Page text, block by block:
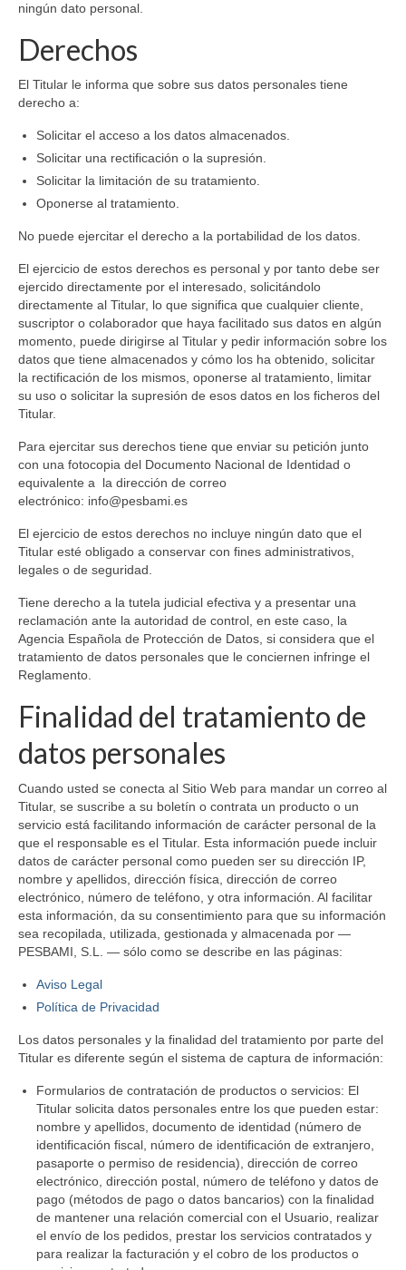
ningún dato personal.
Derechos
El Titular le informa que sobre sus datos personales tiene
derecho a:
Solicitar el acceso a los datos almacenados.
Solicitar una rectificación o la supresión.
Solicitar la limitación de su tratamiento.
Oponerse al tratamiento.
No puede ejercitar el derecho a la portabilidad de los datos.
El ejercicio de estos derechos es personal y por tanto debe ser
ejercido directamente por el interesado, solicitándolo
directamente al Titular, lo que significa que cualquier cliente,
suscriptor o colaborador que haya facilitado sus datos en algún
momento, puede dirigirse al Titular y pedir información sobre los
datos que tiene almacenados y cómo los ha obtenido, solicitar
la rectificación de los mismos, oponerse al tratamiento, limitar
su uso o solicitar la supresión de esos datos en los ficheros del
Titular.
Para ejercitar sus derechos tiene que enviar su petición junto
con una fotocopia del Documento Nacional de Identidad o
equivalente a la dirección de correo
electrónico: info@pesbami.es
El ejercicio de estos derechos no incluye ningún dato que el
Titular esté obligado a conservar con fines administrativos,
legales o de seguridad.
Tiene derecho a la tutela judicial efectiva y a presentar una
reclamación ante la autoridad de control, en este caso, la
Agencia Española de Protección de Datos, si considera que el
tratamiento de datos personales que le conciernen infringe el
Reglamento.
Finalidad del tratamiento de
datos personales
Cuando usted se conecta al Sitio Web para mandar un correo al
Titular, se suscribe a su boletín o contrata un producto o un
servicio está facilitando información de carácter personal de la
que el responsable es el Titular. Esta información puede incluir
datos de carácter personal como pueden ser su dirección IP,
nombre y apellidos, dirección física, dirección de correo
electrónico, número de teléfono, y otra información. Al facilitar
esta información, da su consentimiento para que su información
sea recopilada, utilizada, gestionada y almacenada por —
PESBAMI, S.L. — sólo como se describe en las páginas:
Aviso Legal
Política de Privacidad
Los datos personales y la finalidad del tratamiento por parte del
Titular es diferente según el sistema de captura de información:
Formularios de contratación de productos o servicios: El
Titular solicita datos personales entre los que pueden estar:
nombre y apellidos, documento de identidad (número de
identificación fiscal, número de identificación de extranjero,
pasaporte o permiso de residencia), dirección de correo
electrónico, dirección postal, número de teléfono y datos de
pago (métodos de pago o datos bancarios) con la finalidad
de mantener una relación comercial con el Usuario, realizar
el envío de los pedidos, prestar los servicios contratados y
para realizar la facturación y el cobro de los productos o